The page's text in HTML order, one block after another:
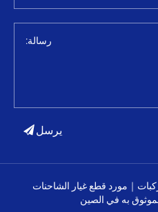
رسالة:
يرسل
｜مورد قطع غيار الشاحنات
به في الصين